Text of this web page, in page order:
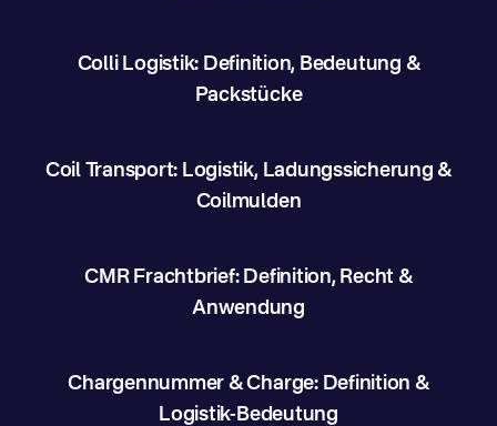
Colli Logistik: Definition, Bedeutung &
Packstücke
Coil Transport: Logistik, Ladungssicherung &
Coilmulden
CMR Frachtbrief: Definition, Recht &
Anwendung
Chargennummer & Charge: Definition &
Logistik-Bedeutung